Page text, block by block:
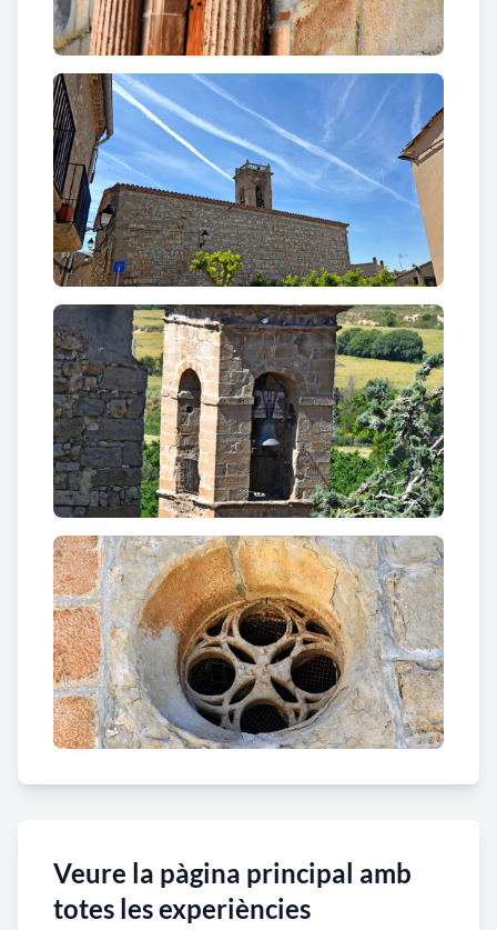
Veure la pàgina principal amb
totes les experiències